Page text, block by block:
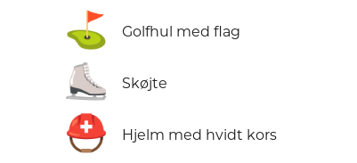
⛳ Golfhul med flag
⛸️ Skøjte
⛑️ Hjelm med hvidt kors